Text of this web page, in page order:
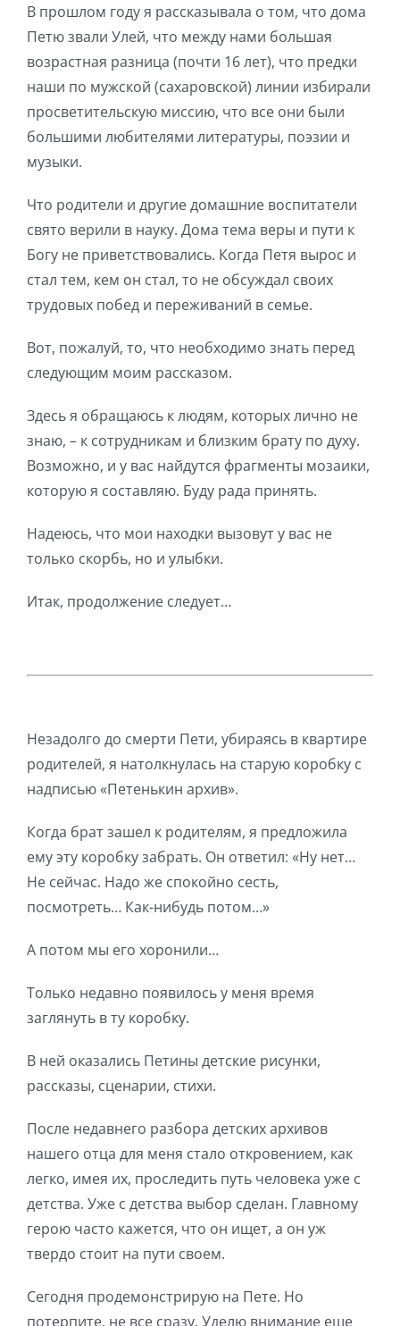
В прошлом году я рассказывала о том, что дома
Петю звали Улей, что между нами большая
возрастная разница (почти 16 лет), что предки
наши по мужской (сахаровской) линии избирали
просветительскую миссию, что все они были
большими любителями литературы, поэзии и
музыки.
Что родители и другие домашние воспитатели
свято верили в науку. Дома тема веры и пути к
Богу не приветствовались. Когда Петя вырос и
стал тем, кем он стал, то не обсуждал своих
трудовых побед и переживаний в семье.
Вот, пожалуй, то, что необходимо знать перед
следующим моим рассказом.
Здесь я обращаюсь к людям, которых лично не
знаю, – к сотрудникам и близким брату по духу.
Возможно, и у вас найдутся фрагменты мозаики,
которую я составляю. Буду рада принять.
Надеюсь, что мои находки вызовут у вас не
только скорбь, но и улыбки.
Итак, продолжение следует…
Незадолго до смерти Пети, убираясь в квартире
родителей, я натолкнулась на старую коробку с
надписью «Петенькин архив».
Когда брат зашел к родителям, я предложила
ему эту коробку забрать. Он ответил: «Ну нет…
Не сейчас. Надо же спокойно сесть,
посмотреть… Как-нибудь потом…»
А потом мы его хоронили…
Только недавно появилось у меня время
заглянуть в ту коробку.
В ней оказались Петины детские рисунки,
рассказы, сценарии, стихи.
После недавнего разбора детских архивов
нашего отца для меня стало откровением, как
легко, имея их, проследить путь человека уже с
детства. Уже с детства выбор сделан. Главному
герою часто кажется, что он ищет, а он уж
твердо стоит на пути своем.
Сегодня продемонстрирую на Пете. Но
потерпите, не все сразу. Уделю внимание еще